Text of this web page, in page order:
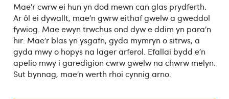
Mae’r cwrw ei hun yn dod mewn can glas prydferth.
Ar ôl ei dywallt, mae’n gwrw eithaf gwelw a gweddol
fywiog. Mae ewyn trwchus ond dyw e ddim yn para’n
hir. Mae’r blas yn ysgafn, gyda mymryn o sitrws, a
gyda mwy o hopys na lager arferol. Efallai bydd e’n
apelio mwy i garedigion cwrw gwelw na chwrw melyn.
Sut bynnag, mae’n werth rhoi cynnig arno.